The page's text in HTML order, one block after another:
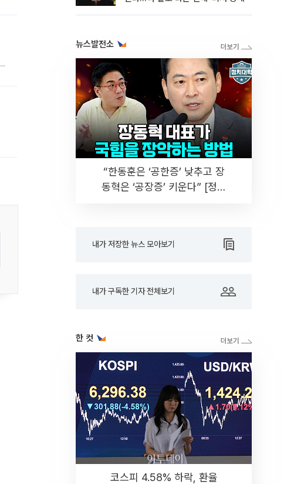
뉴스발전소
“한동훈은 ‘공한증’ 낮추고 장
동혁은 ‘공장증’ 키운다” [정치
내가 저장한 뉴스 모아보기
내가 구독한 기자 전체보기
한 컷
코스피 4.58% 하락, 환율